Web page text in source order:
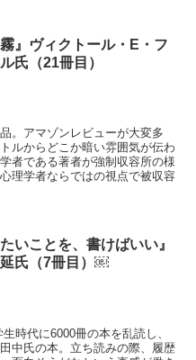
霧』ヴィクトール・E・フ
氏（21冊目）
。アマゾンレビューが大変多
ルからどこか暗い雰囲気が伝わ
者である著者が強制収容所の様
理学者ならではの視点で被収容
たいことを、書けばいい』
延氏（7冊目）￼
時代に6000冊の本を乱読し、
中氏の本。立ち読みの際、履歴